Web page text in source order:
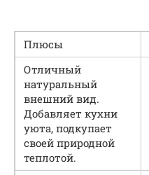
Плюсы
Отличный
натуральный
внешний вид.
Добавляет кухни
уюта, подкупает
своей природной
теплотой.